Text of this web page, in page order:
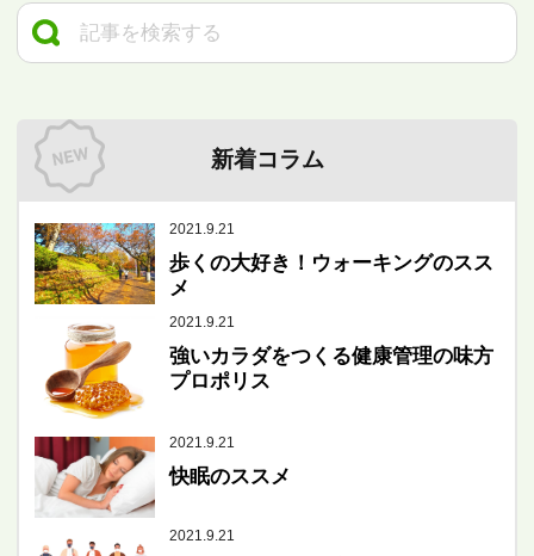
新着コラム
2021.9.21
歩くの大好き！ウォーキングのスス
メ
2021.9.21
強いカラダをつくる健康管理の味方
プロポリス
2021.9.21
快眠のススメ
2021.9.21